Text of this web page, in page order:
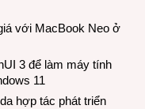
với MacBook Neo ở
3 để làm máy tính
11
hợp tác phát triển